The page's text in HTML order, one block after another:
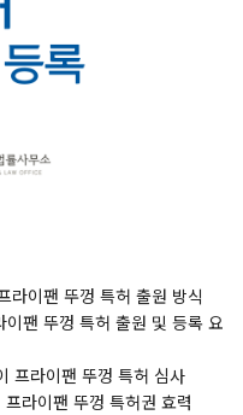
라이팬 뚜껑 특허 출원 방식
팬 뚜껑 특허 출원 및 등록 요
프라이팬 뚜껑 특허 심사
라이팬 뚜껑 특허권 효력